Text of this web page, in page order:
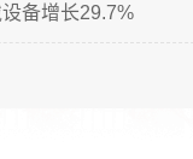
备增长29.7%